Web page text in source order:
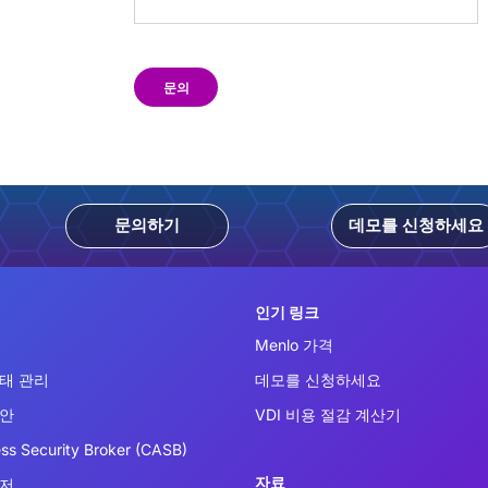
문의
문의하기 데모를 신청하세요
관리
Security Broker (CASB)
인기 링크
Menlo 가격
데모를 신청하세요
VDI 비용 절감 계산기
자료